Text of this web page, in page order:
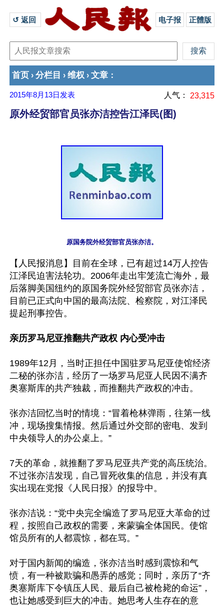
↺ 返回 电子报 正體版
首页 › 分栏目 › 维权 › 文章 ：
2015年8月13日 发表 人气： 23,315
原外经贸部官员张亦洁控告江泽民(图)
【人民报消息】目前在全球，已有超过14万人控告
江泽民迫害法轮功。2006年走出牢笼流亡海外，最
后落脚美国纽约的原国务院外经贸部官员张亦洁，
目前已正式向中国的最高法院、检察院，对江泽民
提起刑事控告。
亲历罗马尼亚推翻共产政权 内心受冲击
1989年12月，当时正担任中国驻罗马尼亚使馆经济
二秘的张亦洁，经历了一场罗马尼亚人民因不满齐
奥塞斯库的共产独裁，而推翻共产政权的冲击。
张亦洁回忆当时的情境：“冒着枪林弹雨，往第一线
冲，现场搜集情报。然后通过外交部的密电、发到
中央领导人的办公桌上。”
7天的革命，就推翻了罗马尼亚共产党的高压统治。
不过张亦洁发现，自己冒死收集的信息，并没有真
实出现在党报《人民日报》的报导中。
张亦洁说：“党中央完全编造了罗马尼亚大革命的过
程，按照自己政权的需要，来蒙骗全体国民。使馆
馆员所有的人都震惊，都在骂。”
对于国内新闻的编造，张亦洁当时感到震惊和气
愤，有一种被欺骗和愚弄的感觉；同时，亲历了“齐
奥塞斯库下令镇压人民、最后自己被枪毙的命运”，
也让她感受到巨大的冲击。她思考人生存在的意